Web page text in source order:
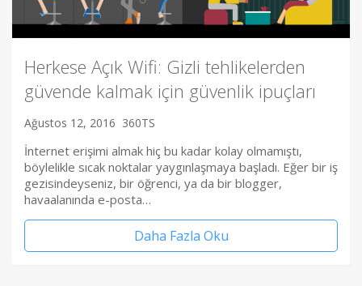
Herkese Açık Wifi: Gizli tehlikelerden
güvende kalmak için güvenlik ipuçları
Ağustos 12, 2016 360TS
İnternet erişimi almak hiç bu kadar kolay olmamıştı,
böylelikle sıcak noktalar yaygınlaşmaya başladı. Eğer bir iş
gezisindeyseniz, bir öğrenci, ya da bir blogger,
havaalanında e-posta…
Daha Fazla Oku